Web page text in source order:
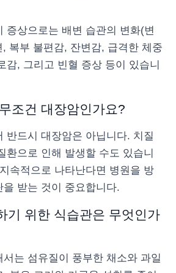
증상으로는 배변 습관의 변화(변
복부 불편감, 잔변감, 급격한 체중
감, 그리고 빈혈 증상 등이 있습니
조건 대장암인가요?
반드시 대장암은 아닙니다. 치질
환으로 인해 발생할 수도 있습니
속적으로 나타난다면 병원을 방
받는 것이 중요합니다.
기 위한 식습관은 무엇인가
는 섬유질이 풍부한 채소와 과일